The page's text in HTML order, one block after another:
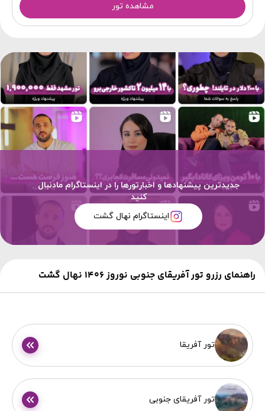
مشاهده تور
جدیدترین پیشنهادها و اخبارتورها را در اینستاگرام مادنبال
کنید
اینستاگرام نهال گشت
راهنمای رزرو تور آفریقای جنوبی نوروز 1406 نهال گشت
تور آفریقا
تور آفریقای جنوبی